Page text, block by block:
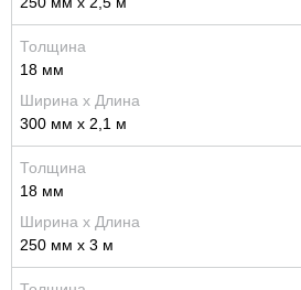
Толщина
18 мм
Ширина x Длина
300 мм x 2,1 м
Толщина
18 мм
Ширина x Длина
250 мм x 3 м